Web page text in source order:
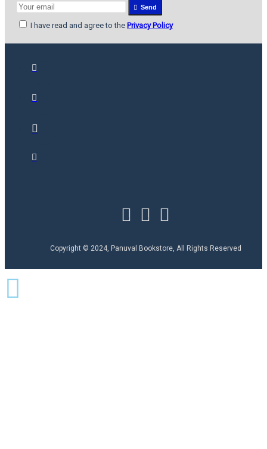
Send
I have read and agree to the Privacy Policy
Copyright © 2024, Panuval Bookstore, All Rights Reserved